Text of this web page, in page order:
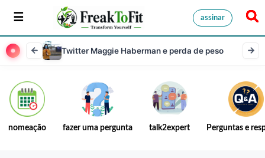
assinar
Twitter Maggie Haberman e perda de peso
nomeação fazer uma pergunta talk2expert Perguntas e